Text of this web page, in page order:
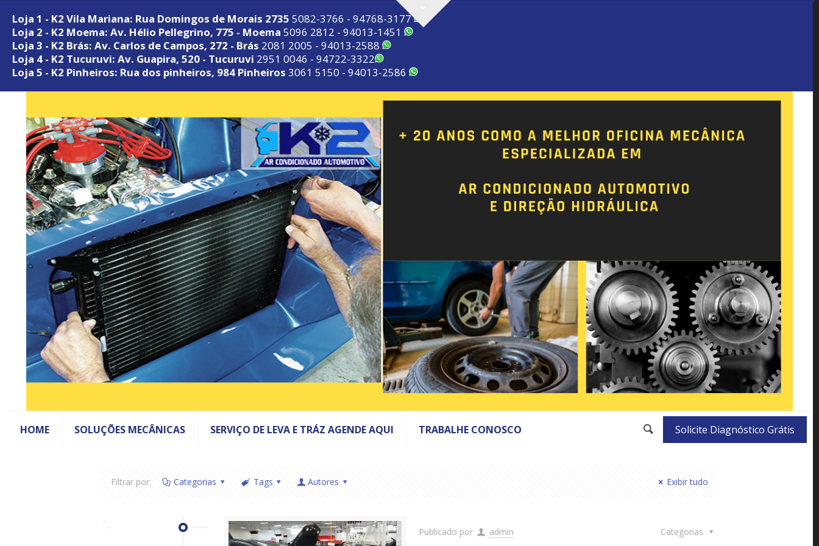
Loja 1 - K2 Vila Mariana: Rua Domingos de Morais 2735 5082-3766 - 94768-3177
Loja 2 - K2 Moema: Av. Hélio Pellegrino, 775 - Moema 5096 2812 - 94013-1451
Loja 3 - K2 Brás: Av. Carlos de Campos, 272 - Brás 2081 2005 - 94013-2588
Loja 4 - K2 Tucuruvi: Av. Guapira, 520 - Tucuruvi 2951 0046 - 94722-3322
Loja 5 - K2 Pinheiros: Rua dos pinheiros, 984 Pinheiros 3061 5150 - 94013-2586
HOME SOLUÇÕES MECÂNICAS SERVIÇO DE LEVA E TRÁZ AGENDE AQUI TRABALHE CONOSCO Solicite Diagnóstico Grátis
Filtrar por: Categorias Tags Autores Exibir tudo
Publicado por admin Categorias